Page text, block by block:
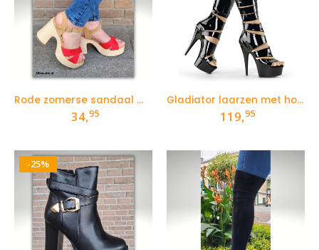
Rode zomerse sandaal met stevige hak
34,95
Gladiator laarzen met hoge hakken en plateau
119,95
-25%